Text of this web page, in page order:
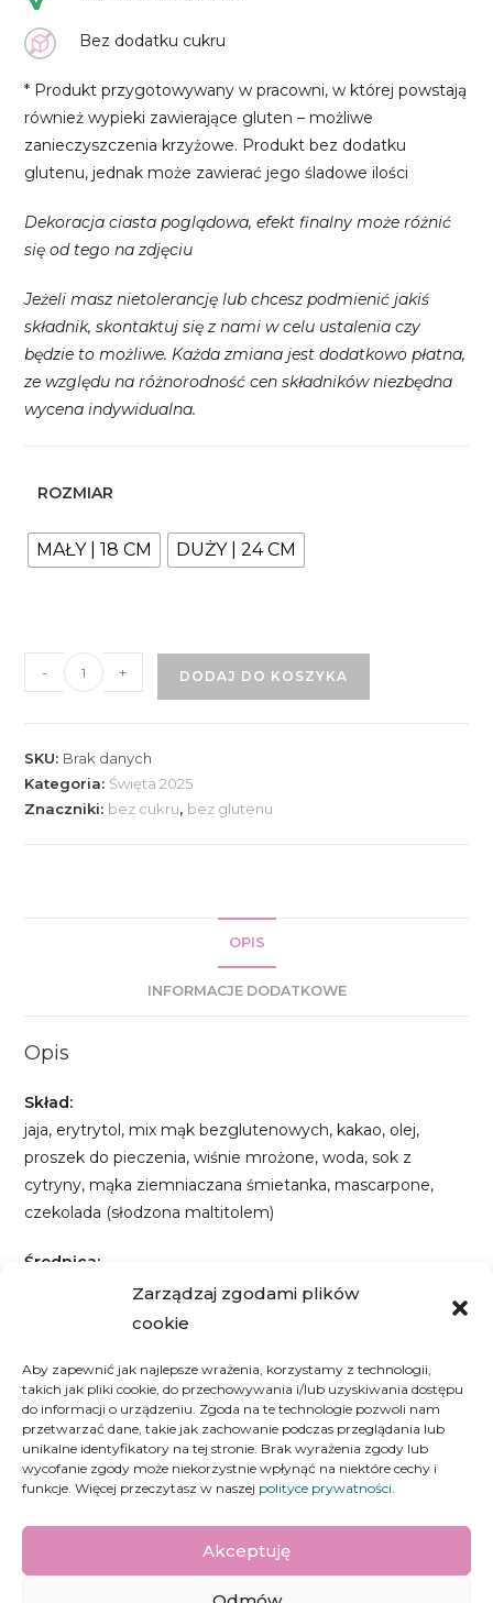
Zarządzaj zgodami plików
cookie
Aby zapewnić jak najlepsze wrażenia, korzystamy z technologii,
takich jak pliki cookie, do przechowywania i/lub uzyskiwania dostępu
do informacji o urządzeniu. Zgoda na te technologie pozwoli nam
przetwarzać dane, takie jak zachowanie podczas przeglądania lub
unikalne identyfikatory na tej stronie. Brak wyrażenia zgody lub
wycofanie zgody może niekorzystnie wpłynąć na niektóre cechy i
funkcje. Więcej przeczytasz w naszej polityce prywatności.
Akceptuję
Bez dodatku cukru
* Produkt przygotowywany w pracowni, w której powstają
również wypieki zawierające gluten – możliwe
zanieczyszczenia krzyżowe. Produkt bez dodatku
glutenu, jednak może zawierać jego śladowe ilości
Dekoracja ciasta poglądowa, efekt finalny może różnić
się od tego na zdjęciu
Jeżeli masz nietolerancję lub chcesz podmienić jakiś
składnik, skontaktuj się z nami w celu ustalenia czy
będzie to możliwe. Każda zmiana jest dodatkowo płatna,
ze względu na różnorodność cen składników niezbędna
wycena indywidualna.
ROZMIAR
MAŁY | 18 CM DUŻY | 24 CM
Świąteczna
z
wiśniami
- + DODAJ DO KOSZYKA
SKU: Brak danych
Kategoria: Święta 2025
Znaczniki: bez cukru, bez glutenu
OPIS
INFORMACJE DODATKOWE
Opis
Skład:
jaja, erytrytol, mix mąk bezglutenowych, kakao, olej,
proszek do pieczenia, wiśnie mrożone, woda, sok z
cytryny, mąka ziemniaczana śmietanka, mascarpone,
czekolada (słodzona maltitolem)
Średnica:
Ciasta sprzedawane w średnicy 24 cm (duże –
sugerowana ilość porcji 12-16) i 18 cm (małe – sugerowana
Wartości odżywcze (sugerowana porcja):
Ok. 390 kcal | Białko: 6 g | Węglowodany: 25 g | Tłuszcze:
29 g